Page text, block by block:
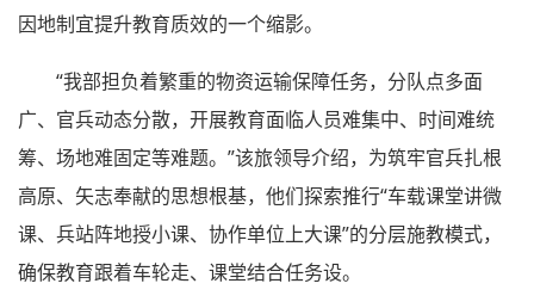
因地制宜提升教育质效的一个缩影。
“我部担负着繁重的物资运输保障任务，分队点多面
广、官兵动态分散，开展教育面临人员难集中、时间难统
筹、场地难固定等难题。”该旅领导介绍，为筑牢官兵扎根
高原、矢志奉献的思想根基，他们探索推行“车载课堂讲微
课、兵站阵地授小课、协作单位上大课”的分层施教模式，
确保教育跟着车轮走、课堂结合任务设。